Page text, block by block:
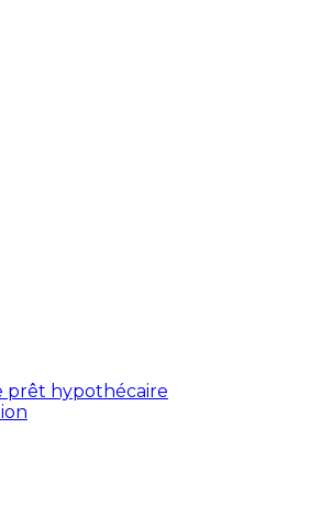
prêt hypothécaire